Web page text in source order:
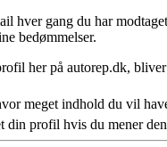
hver gang du har
bedømmelser.
her på autorep.dk,
meget indhold du vil
din profil hvis du mener